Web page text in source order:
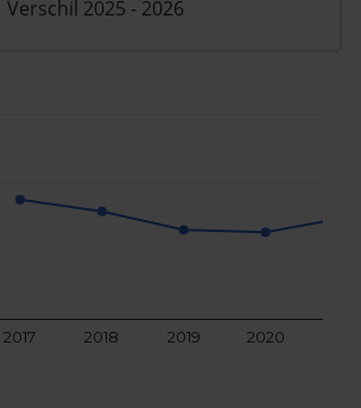
2017 2018 2019 2020
Verschil 2025 - 2026